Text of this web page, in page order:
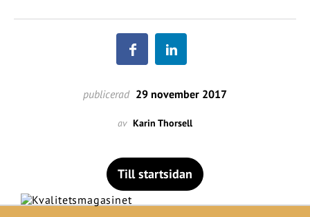
publicerad 29 november 2017
av Karin Thorsell
Till startsidan